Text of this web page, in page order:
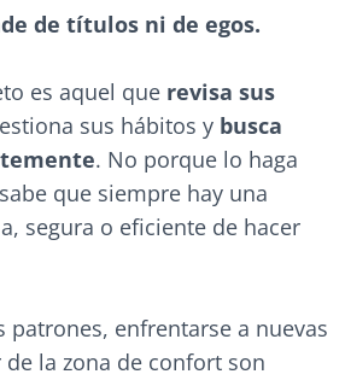
de títulos ni de egos.
es aquel que revisa sus
sus hábitos y busca
. No porque lo haga
que siempre hay una
segura o eficiente de hacer
patrones, enfrentarse a nuevas
la zona de confort son